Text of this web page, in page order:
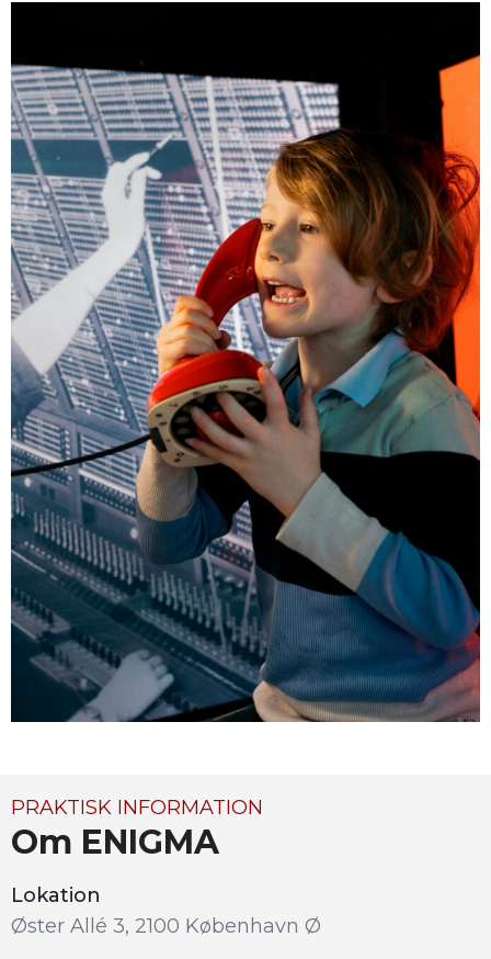
PRAKTISK INFORMATION
Om ENIGMA
Lokation
Øster Allé 3, 2100 København Ø